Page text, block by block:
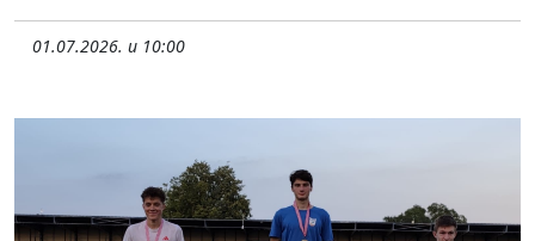
01.07.2026. u 10:00